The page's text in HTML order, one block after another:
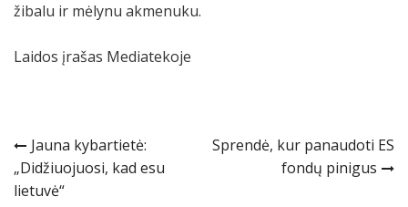
žibalu ir mėlynu akmenuku.
Laidos įrašas Mediatekoje
Navigacija
tarp
Jauna kybartietė:
„Didžiuojuosi, kad esu
lietuvė“
Sprendė, kur panaudoti ES
fondų pinigus